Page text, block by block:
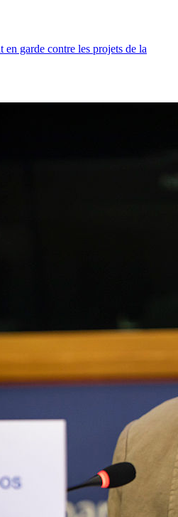
en garde contre les projets de la